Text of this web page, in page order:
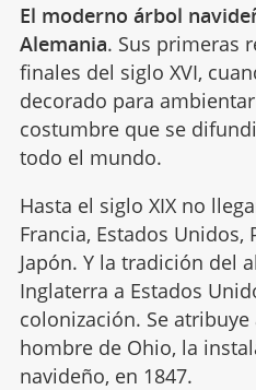
El moderno árbol
Alemania. Sus primeras
finales del siglo XVI,
decorado para
costumbre que se
todo el mundo.
Hasta el siglo XIX no
Francia, Estados Unidos,
Japón. Y la tradición del
Inglaterra a Estados
colonización. Se
hombre de Ohio, la
navideño, en 1847.